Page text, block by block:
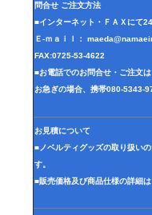
問合せ ご注文方法
■インターネット・ＦＡＸにて
Ｅ-ｍａｉｌ：
FAX:0725-53-4622
■お電話でのお問合せ・ご注文
お急ぎの場合、携帯080-5343-
お見積について
■ノベルティグッズの取り扱い
す。
■販売価格及び商品仕様の詳細